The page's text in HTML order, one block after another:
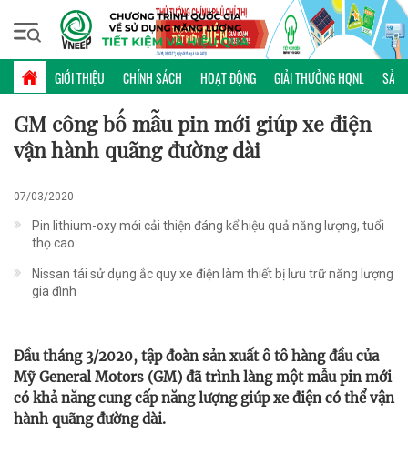
GIỚI THIỆU CHÍNH SÁCH HOẠT ĐỘNG GIẢI THƯỞNG HQNL SẢN
Thứ bảy, 08/08/2026 | 14:51 GMT+7
SẢN PHẨM TIẾT KIỆM NĂNG LƯỢNG
GM công bố mẫu pin mới giúp xe điện
vận hành quãng đường dài
07/03/2020
Pin lithium-oxy mới cải thiện đáng kể hiệu quả năng lượng, tuổi
thọ cao
Nissan tái sử dụng ắc quy xe điện làm thiết bị lưu trữ năng lượng
gia đình
Đầu tháng 3/2020, tập đoàn sản xuất ô tô hàng đầu của
Mỹ General Motors (GM) đã trình làng một mẫu pin mới
có khả năng cung cấp năng lượng giúp xe điện có thể vận
hành quãng đường dài.